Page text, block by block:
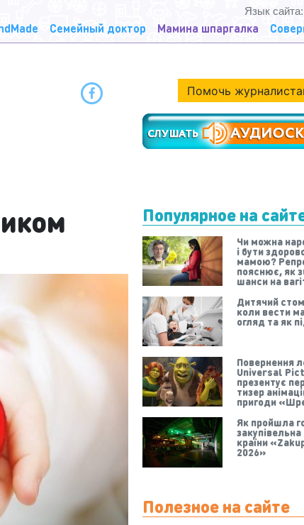
Семейный доктор Мамина шпаргалка
Язык сайта:
Помочь
Популярное на
Чи можна
і бути
мамою?
пояснює, як
шанси на
Дитячий
коли вести
огляд та як
Повернення
Universal
презентує
тизер
пригоди
Як пройшла
закупівельна
країни
2026»
Полезное на сайте